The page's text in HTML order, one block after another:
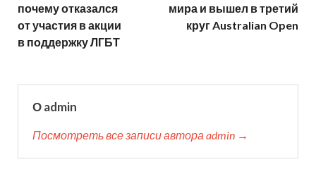
почему отказался
от участия в акции
в поддержку ЛГБТ
мира и вышел в третий
круг Australian Open
О admin
Посмотреть все записи автора admin →